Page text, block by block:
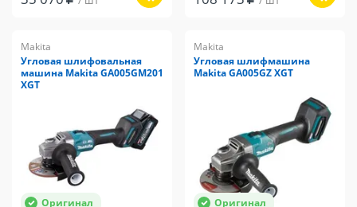
Makita
Угловая шлифовальная
машина Makita GA005GM201
XGT
Оригинал
Makita
Угловая шлифмашина
Makita GA005GZ XGT
Оригинал